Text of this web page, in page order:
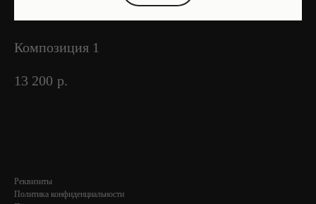
Композиция 1
13 200 р.
Реквизиты
Политика конфиденциальности